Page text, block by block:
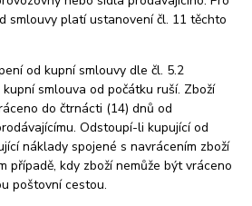
smlouvy platí ustanovení čl. 11 těchto
od kupní smlouvy dle čl. 5.2
smlouva od počátku ruší. Zboží
do čtrnácti (14) dnů od
Odstoupí-li kupující od
náklady spojené s navrácením zboží
případě, kdy zboží nemůže být vráceno
poštovní cestou.